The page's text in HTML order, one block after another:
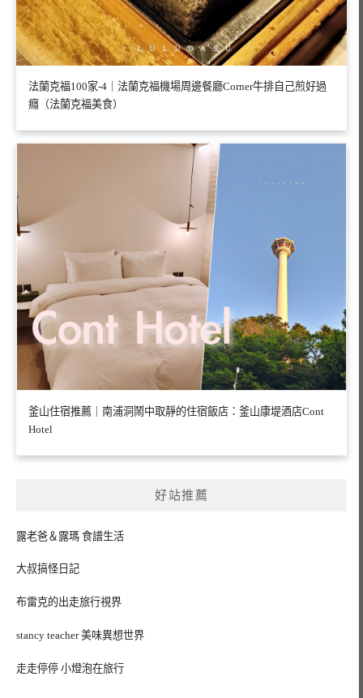
法蘭克福100家-4｜法蘭克福機場周邊餐廳Corner牛排自己煎好過
癮（法蘭克福美食）
釜山住宿推薦｜南浦洞鬧中取靜的住宿飯店：釜山康堤酒店Cont
Hotel
好站推薦
露老爸＆露瑪 食譜生活
大叔搞怪日記
布雷克的出走旅行視界
stancy teacher 美味異想世界
走走停停 小燈泡在旅行